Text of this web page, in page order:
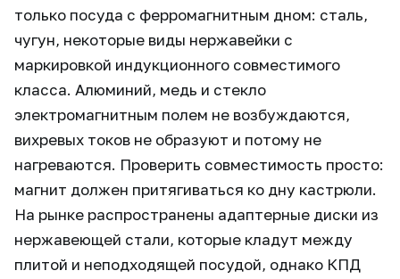
только посуда с ферромагнитным дном: сталь,
чугун, некоторые виды нержавейки с
маркировкой индукционного совместимого
класса. Алюминий, медь и стекло
электромагнитным полем не возбуждаются,
вихревых токов не образуют и потому не
нагреваются. Проверить совместимость просто:
магнит должен притягиваться ко дну кастрюли.
На рынке распространены адаптерные диски из
нержавеющей стали, которые кладут между
плитой и неподходящей посудой, однако КПД